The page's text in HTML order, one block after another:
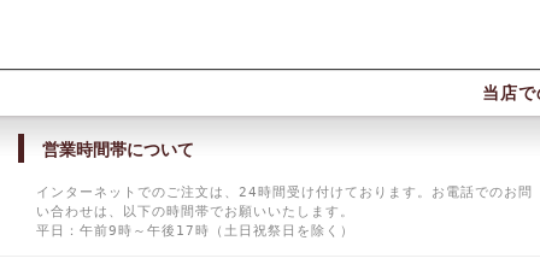
当店
営業時間帯について
インターネットでのご注文は、24時間受け付けております。お電話でのお問
い合わせは、以下の時間帯でお願いいたします。
平日：午前9時～午後17時（土日祝祭日を除く）